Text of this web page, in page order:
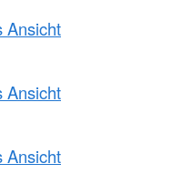
Ansicht
Ansicht
Ansicht